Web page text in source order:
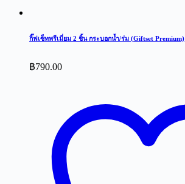
กิ๊ฟเซ็ทพรีเมี่ยม 2 ชิ้น กระบอกน้ำ/ร่ม (Giftset Premium)
฿790.00